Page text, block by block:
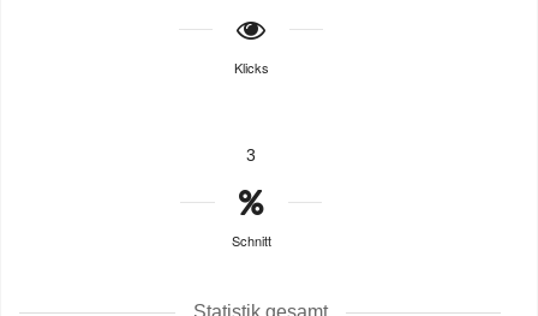
Klicks
3
Schnitt
Statistik gesamt